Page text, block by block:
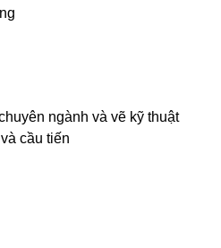
ngành và vẽ kỹ thuật
cầu tiến